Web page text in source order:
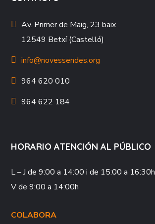
Av. Primer de Maig, 23 baix
12549 Betxí (Castelló)
info@novessendes.org
964 620 010
964 622 184
HORARIO ATENCIÓN AL PÚBLICO
L – Jde 9:00 a 14:00 i de 15:00 a 16:30h
Vde 9:00 a 14:00h
COLABORA